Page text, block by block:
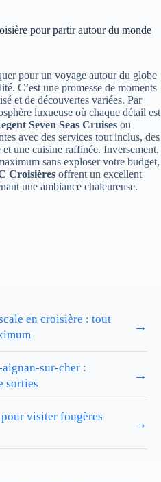
pour partir autour du monde
pour un voyage autour du globe
C’est une promesse de moments
et de découvertes variées. Par
luxueuse où chaque détail est
Seven Seas Cruises ou
avec des services tout inclus, des
une cuisine raffinée. Inversement,
sans exploser votre budget,
Croisières offrent un excellent
une ambiance chaleureuse.
en croisière : tout
→
sur-cher :
sorties
→
visiter fougères
→